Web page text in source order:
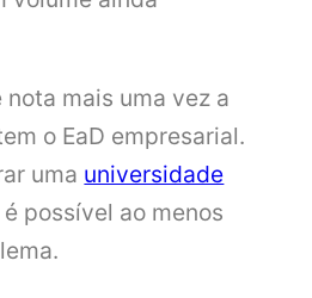
mais uma vez a
o EaD empresarial.
uma universidade
é possível ao menos